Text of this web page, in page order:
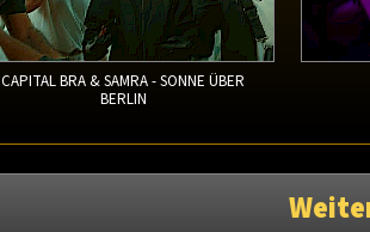
CAPITAL BRA & SAMRA - SONNE ÜBER
BERLIN